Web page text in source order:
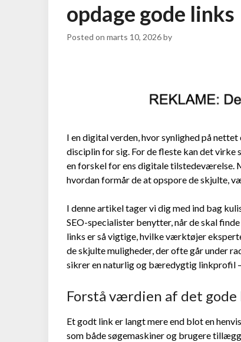
opdage gode links
Posted onmarts 10, 2026by
I en digital verden, hvor synlighed på
disciplin for sig. For de fleste kan det virke
en forskel for ens digitale tilstedeværelse.
hvordan formår de at opspore de skjulte,
I denne artikel tager vi dig med ind bag
SEO-specialister benytter, når de skal
links er så vigtige, hvilke værktøjer
de skjulte muligheder, der ofte går under
sikrer en naturlig og bæredygtig linkprofil
Forstå værdien af det gode
Et godt link er langt mere end blot en
som både søgemaskiner og brugere